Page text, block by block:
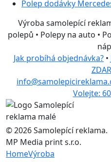
Polep dodávky
Výroba samolepící
polepů • Polepy na auto •
Jak probíhá objednávka? •
Volejte:
© 2026 Samolepící reklama.
MP Media print s.r.o.
HomeVýroba